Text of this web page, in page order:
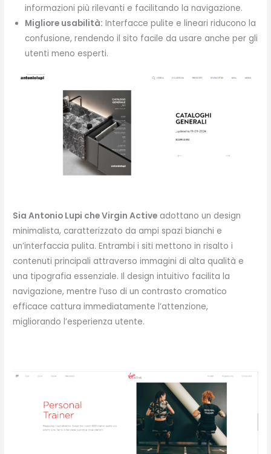
informazioni più rilevanti e facilitando la navigazione.
Migliore usabilità: Interfacce pulite e lineari riducono la
confusione, rendendo il sito facile da usare anche per gli
utenti meno esperti.
Sia Antonio Lupi che Virgin Active adottano un design
minimalista, caratterizzato da ampi spazi bianchi e
un’interfaccia pulita. Entrambi i siti mettono in risalto i
contenuti principali attraverso immagini di alta qualità e
una tipografia essenziale. Il design intuitivo facilita la
navigazione, mentre l’uso di un contrasto cromatico
efficace cattura immediatamente l’attenzione,
migliorando l’esperienza utente.